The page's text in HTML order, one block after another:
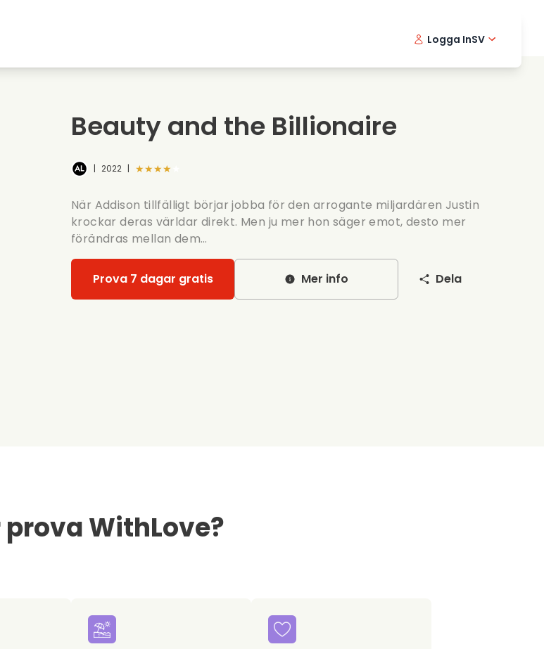
Datingfilmer
Romantiska serier
Brollop
Logga InSV
Beauty and the Billionaire
| 2022 | ★★★★★
När Addison tillfälligt börjar jobba för den arrogante miljardären Justin
krockar deras världar direkt. Men ju mer hon säger emot, desto mer
förändras mellan dem…
Prova 7 dagar gratis Mer info Dela
WithLove?